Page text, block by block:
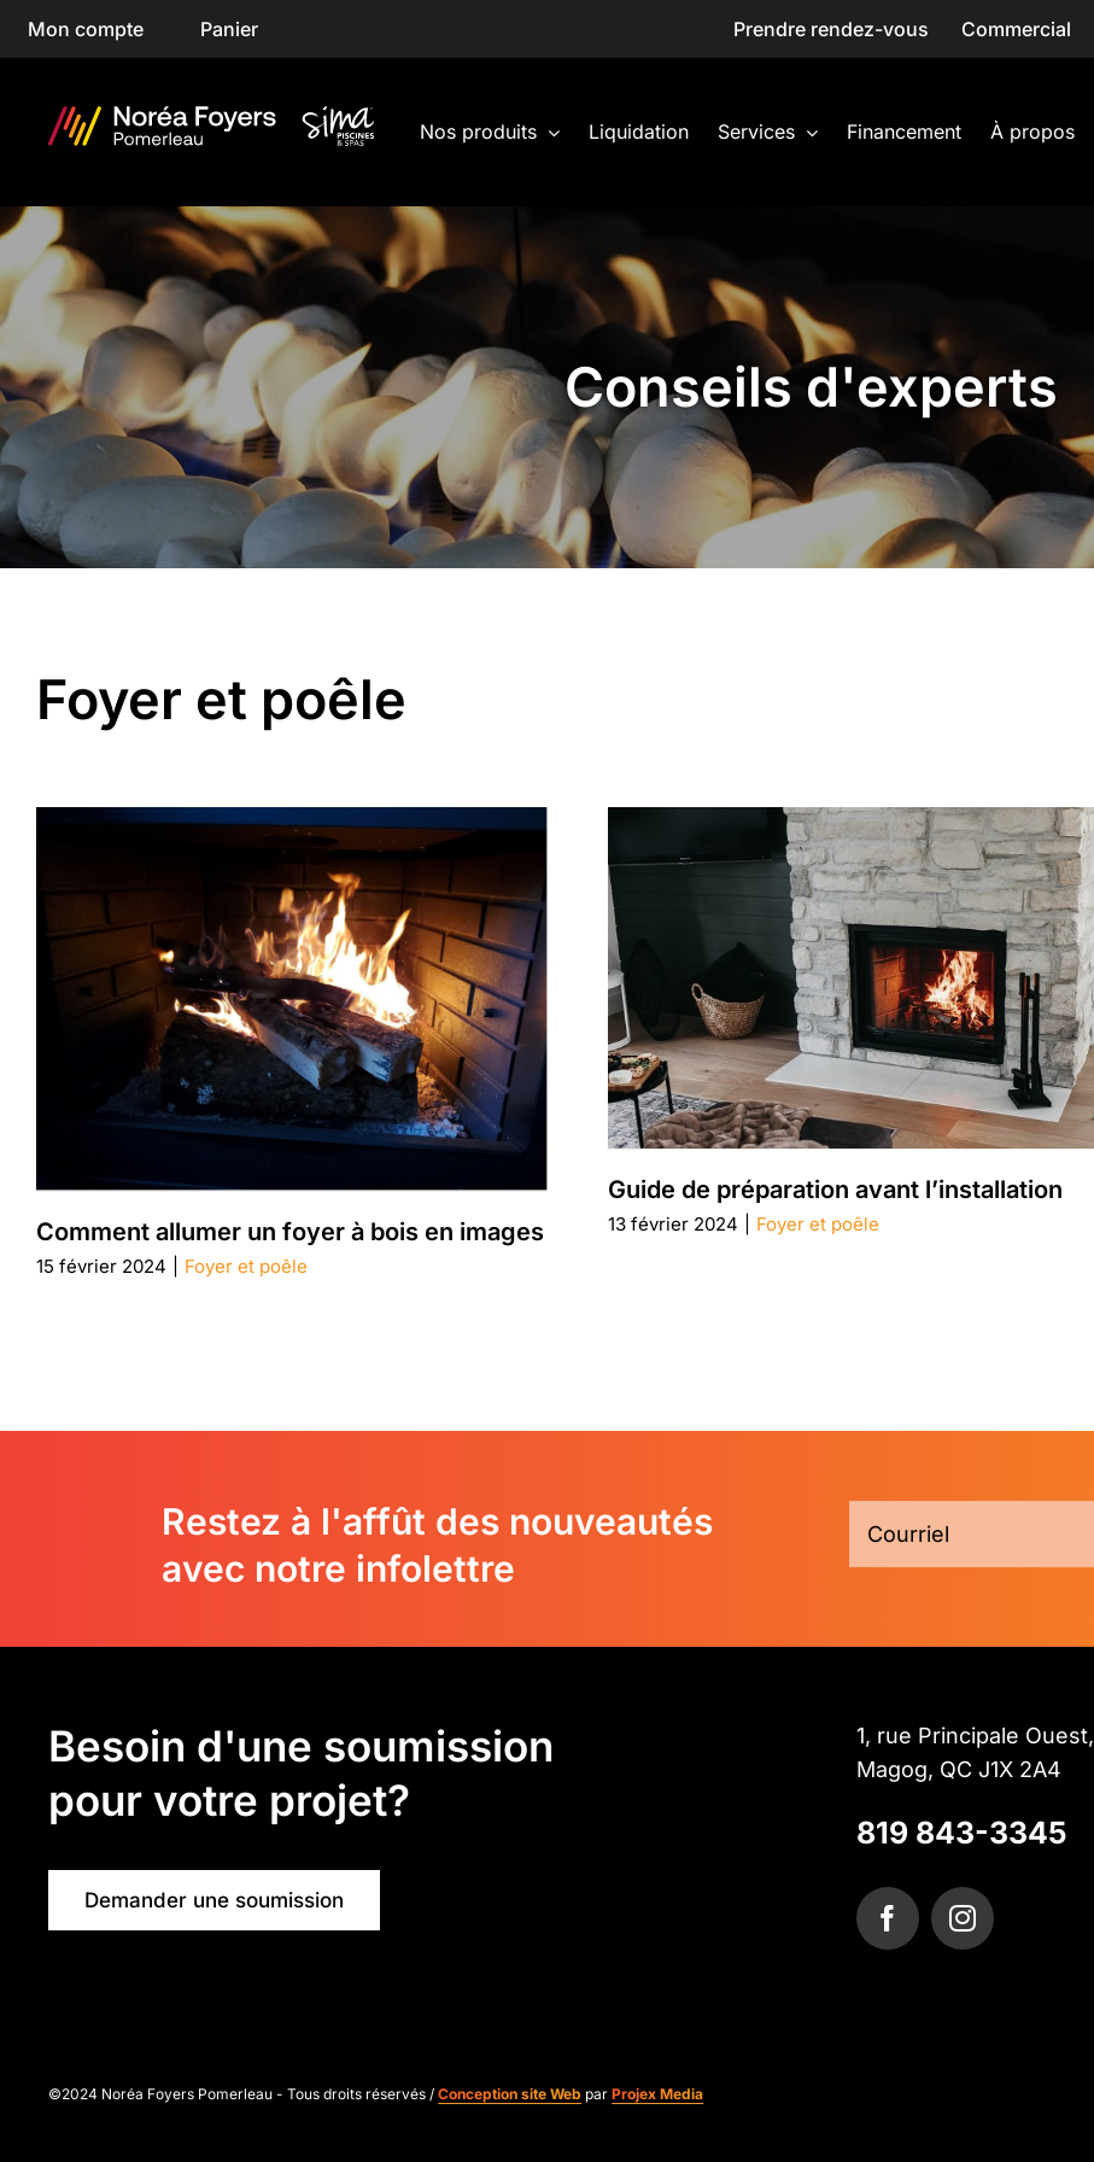
Skip
to
Mon compte Panier Prendre rendez-vous Commercial
Nos produits Liquidation Services Financement À propos
Conseils d'experts
Foyer et poêle
Comment allumer un foyer à bois en images
15 février 2024 Foyer et poêle
Guide de préparation avant l’installation
13 février 2024 Foyer et poêle
Restez à l'affût des nouveautés
avec notre infolettre
Besoin d'une soumission
pour votre projet?
Demander une soumission
1, rue Principale Ouest,
Magog, QC J1X 2A4
819 843-3345
©2024 Noréa Foyers Pomerleau - Tous droits réservés /Conception site Web parProjex Media